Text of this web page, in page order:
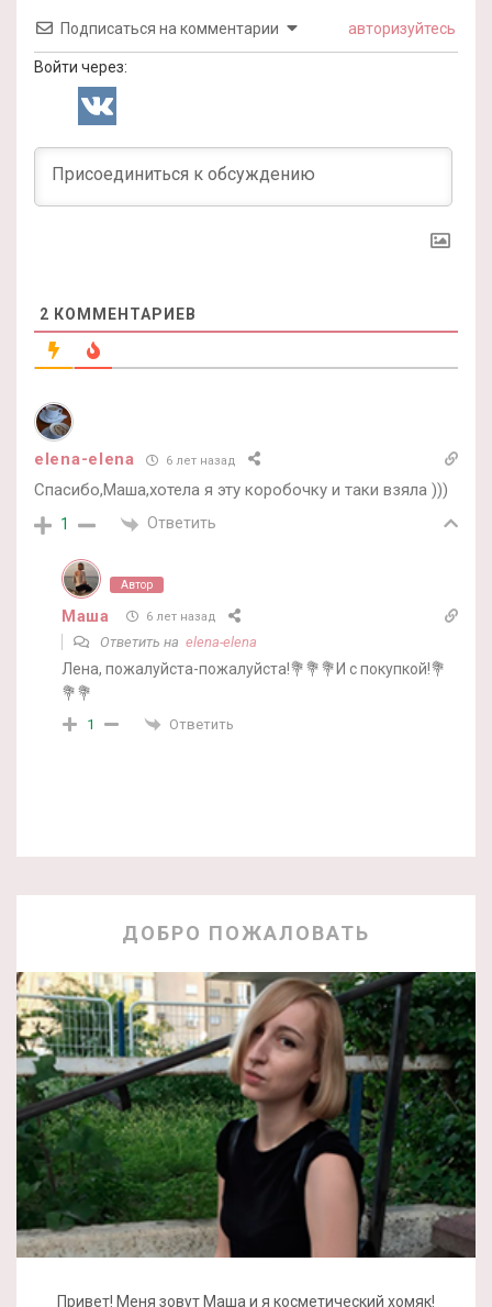
Подписаться на комментарии авторизуйтесь
Войти через:
2 КОММЕНТАРИЕВ
elena-elena 6 лет назад
Спасибо,Маша,хотела я эту коробочку и таки взяла )))
1 Ответить
Автор
Маша 6 лет назад
Ответить на elena-elena
Лена, пожалуйста-пожалуйста!💐💐💐И с покупкой!💐
💐💐
1 Ответить
ДОБРО ПОЖАЛОВАТЬ
Привет! Меня зовут Маша и я косметический хомяк!